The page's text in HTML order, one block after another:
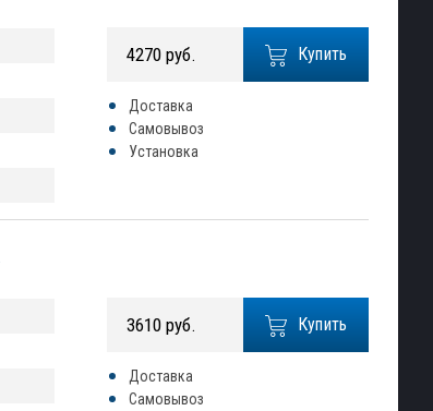
Купить
4270 руб.
Доставка
Самовывоз
Установка
Купить
3610 руб.
Доставка
Самовывоз